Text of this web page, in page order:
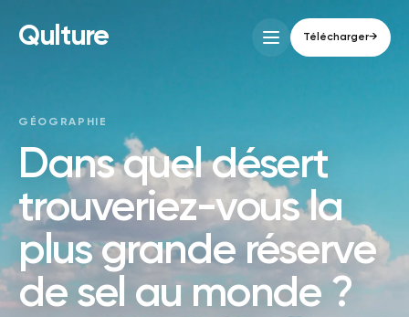
Qulture Télécharger→
GÉOGRAPHIE
Dans quel désert
trouveriez-vous la
plus grande réserve
de sel au monde ?